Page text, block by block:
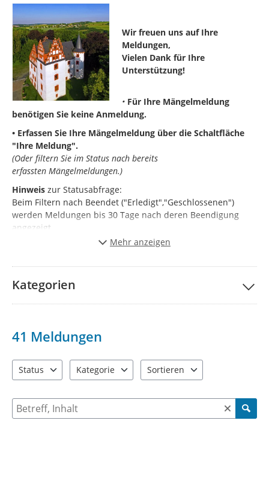
Wir freuen uns auf Ihre
Meldungen,
Vielen Dank für Ihre
Unterstützung!
• Für Ihre Mängelmeldung
benötigen Sie keine Anmeldung.
• Erfassen Sie Ihre Mängelmeldung über die Schaltfläche
"Ihre Meldung".
(Oder filtern Sie im Status nach bereits
erfassten Mängelmeldungen.)
Hinweis zur Statusabfrage:
Beim Filtern nach Beendet ("Erledigt","Geschlossenen")
werden Meldungen bis 30 Tage nach deren Beendigung
angezeigt.
Mehr anzeigen
Kategorien
41 Meldungen
Status
Kategorie
Sortieren
Suche nach Meldungen und Kommentaren